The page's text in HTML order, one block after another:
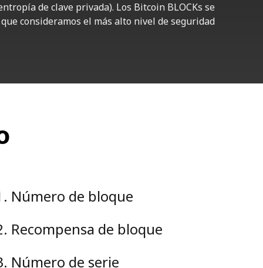
de clave privada). Los Bitcoin BLOCKs se
consideramos el más alto nivel de seguridad
. Número de bloque
. Recompensa de bloque
. Número de serie